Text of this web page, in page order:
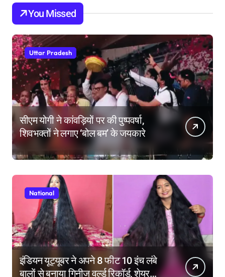
You Missed
Uttar Pradesh
सीएम योगी ने कांवड़ियों पर की पुष्पवर्षा,
शिवभक्तों ने लगाए ‘बोल बम’ के जयकारे
National
इंडियन यूट्यूबर ने अपने 8 फीट 10 इंच लंबे
बालों से बनाया गिनीज वर्ल्ड रिकॉर्ड, शेयर